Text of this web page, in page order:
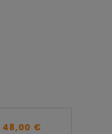
48,00 €